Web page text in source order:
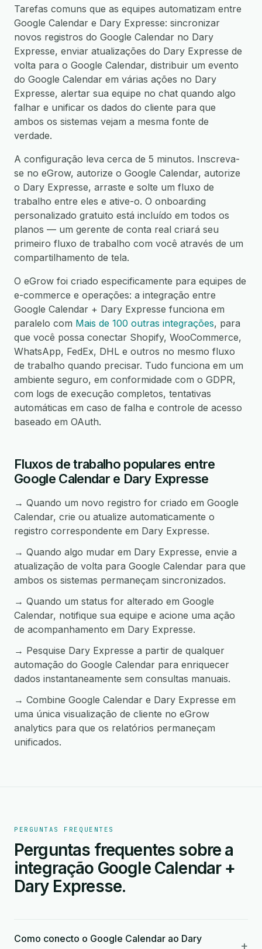
Tarefas comuns que as equipes automatizam entre
Google Calendar e Dary Expresse: sincronizar
novos registros do Google Calendar no Dary
Expresse, enviar atualizações do Dary Expresse de
volta para o Google Calendar, distribuir um evento
do Google Calendar em várias ações no Dary
Expresse, alertar sua equipe no chat quando algo
falhar e unificar os dados do cliente para que
ambos os sistemas vejam a mesma fonte de
verdade.
A configuração leva cerca de 5 minutos. Inscreva-
se no eGrow, autorize o Google Calendar, autorize
o Dary Expresse, arraste e solte um fluxo de
trabalho entre eles e ative-o. O onboarding
personalizado gratuito está incluído em todos os
planos — um gerente de conta real criará seu
primeiro fluxo de trabalho com você através de um
compartilhamento de tela.
O eGrow foi criado especificamente para equipes de
e-commerce e operações: a integração entre
Google Calendar + Dary Expresse funciona em
paralelo com Mais de 100 outras integrações, para
que você possa conectar Shopify, WooCommerce,
WhatsApp, FedEx, DHL e outros no mesmo fluxo
de trabalho quando precisar. Tudo funciona em um
ambiente seguro, em conformidade com o GDPR,
com logs de execução completos, tentativas
automáticas em caso de falha e controle de acesso
baseado em OAuth.
Fluxos de trabalho populares entre
Google Calendar e Dary Expresse
→ Quando um novo registro for criado em Google
Calendar, crie ou atualize automaticamente o
registro correspondente em Dary Expresse.
→ Quando algo mudar em Dary Expresse, envie a
atualização de volta para Google Calendar para que
ambos os sistemas permaneçam sincronizados.
→ Quando um status for alterado em Google
Calendar, notifique sua equipe e acione uma ação
de acompanhamento em Dary Expresse.
→ Pesquise Dary Expresse a partir de qualquer
automação do Google Calendar para enriquecer
dados instantaneamente sem consultas manuais.
→ Combine Google Calendar e Dary Expresse em
uma única visualização de cliente no eGrow
analytics para que os relatórios permaneçam
unificados.
PERGUNTAS FREQUENTES
Perguntas frequentes sobre a
integração Google Calendar +
Dary Expresse.
Como conecto o Google Calendar ao Dary
+